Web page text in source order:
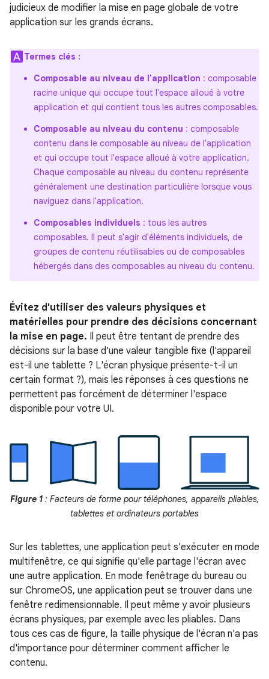
judicieux de modifier la mise en page globale de votre
application sur les grands écrans.
Termes clés :
Composable au niveau de l'application : composable
racine unique qui occupe tout l'espace alloué à votre
application et qui contient tous les autres composables.
Composable au niveau du contenu : composable
contenu dans le composable au niveau de l'application
et qui occupe tout l'espace alloué à votre application.
Chaque composable au niveau du contenu représente
généralement une destination particulière lorsque vous
naviguez dans l'application.
Composables individuels : tous les autres
composables. Il peut s'agir d'éléments individuels, de
groupes de contenu réutilisables ou de composables
hébergés dans des composables au niveau du contenu.
Évitez d'utiliser des valeurs physiques et
matérielles pour prendre des décisions concernant
la mise en page. Il peut être tentant de prendre des
décisions sur la base d'une valeur tangible fixe (l'appareil
est-il une tablette ? L'écran physique présente-t-il un
certain format ?), mais les réponses à ces questions ne
permettent pas forcément de déterminer l'espace
disponible pour votre UI.
Figure 1: Facteurs de forme pour téléphones, appareils pliables,
tablettes et ordinateurs portables
Sur les tablettes, une application peut s'exécuter en mode
multifenêtre, ce qui signifie qu'elle partage l'écran avec
une autre application. En mode fenêtrage du bureau ou
sur ChromeOS, une application peut se trouver dans une
fenêtre redimensionnable. Il peut même y avoir plusieurs
écrans physiques, par exemple avec les pliables. Dans
tous ces cas de figure, la taille physique de l'écran n'a pas
d'importance pour déterminer comment afficher le
contenu.